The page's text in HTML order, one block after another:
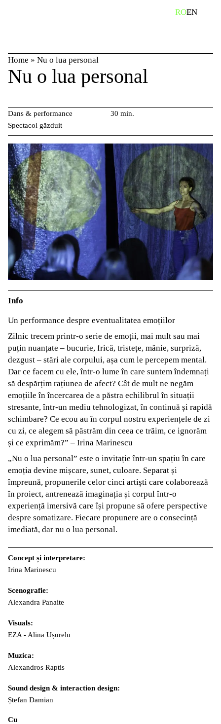
ROEN
Home » Nu o lua personal
Nu o lua personal
Dans & performance
Spectacol găzduit
30 min.
Info
Un performance despre eventualitatea emoțiilor
Zilnic trecem printr-o serie de emoții, mai mult sau mai
puțin nuanțate – bucurie, frică, tristețe, mânie, surpriză,
dezgust – stări ale corpului, așa cum le percepem mental.
Dar ce facem cu ele, într-o lume în care suntem îndemnați
să despărțim rațiunea de afect? Cât de mult ne negăm
emoțiile în încercarea de a păstra echilibrul în situații
stresante, într-un mediu tehnologizat, în continuă și rapidă
schimbare? Ce ecou au în corpul nostru experiențele de zi
cu zi, ce alegem să păstrăm din ceea ce trăim, ce ignorăm
și ce exprimăm?” – Irina Marinescu
„Nu o lua personal” este o invitație într-un spațiu în care
emoția devine mișcare, sunet, culoare. Separat și
împreună, propunerile celor cinci artiști care colaborează
în proiect, antrenează imaginația și corpul într-o
experiență imersivă care își propune să ofere perspective
despre somatizare. Fiecare propunere are o consecință
imediată, dar nu o lua personal.
Concept și interpretare:
Irina Marinescu
Scenografie:
Alexandra Panaite
Visuals:
EZA - Alina Ușurelu
Muzica:
Alexandros Raptis
Sound design & interaction design:
Ștefan Damian
Cu